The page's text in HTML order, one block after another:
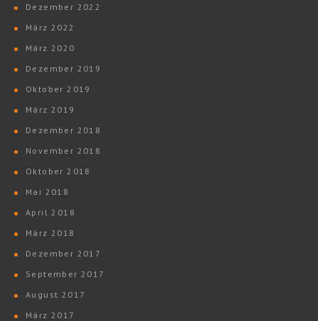
Dezember 2022
März 2022
März 2020
Dezember 2019
Oktober 2019
März 2019
Dezember 2018
November 2018
Oktober 2018
Mai 2018
April 2018
März 2018
Dezember 2017
September 2017
August 2017
März 2017